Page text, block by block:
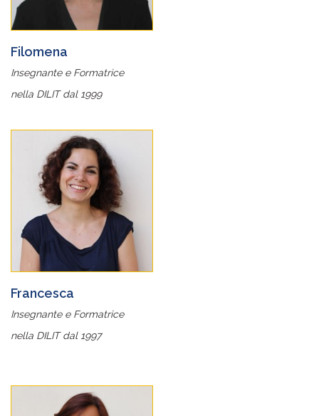
Filomena
Insegnante e Formatrice
nella DILIT dal 1999
Francesca
Insegnante e Formatrice
nella DILIT dal 1997